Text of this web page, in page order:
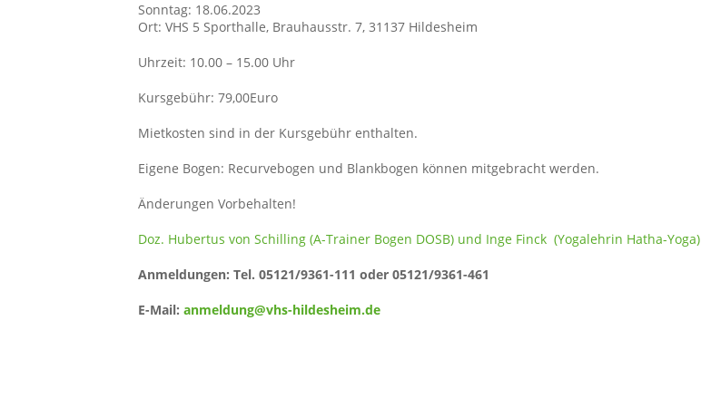
Sonntag: 18.06.2023
Ort: VHS 5 Sporthalle, Brauhausstr. 7, 31137 Hildesheim
Uhrzeit: 10.00 – 15.00 Uhr
Kursgebühr: 79,00Euro
Mietkosten sind in der Kursgebühr enthalten.
Eigene Bogen: Recurvebogen und Blankbogen können mitgebracht werden.
Änderungen Vorbehalten!
Doz. Hubertus von Schilling (A-Trainer Bogen DOSB) und Inge Finck (Yogalehrin Hatha-Yoga)
Anmeldungen: Tel. 05121/9361-111 oder 05121/9361-461
E-Mail: anmeldung@vhs-hildesheim.de